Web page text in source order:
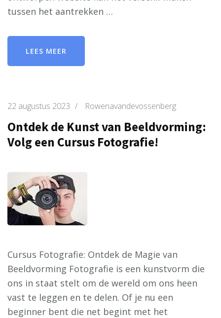
tussen het aantrekken …
LEES MEER
22 augustus 2023 / Rowenavandevossenberg
Ontdek de Kunst van Beeldvorming:
Volg een Cursus Fotografie!
Cursus Fotografie: Ontdek de Magie van
Beeldvorming Fotografie is een kunstvorm die
ons in staat stelt om de wereld om ons heen
vast te leggen en te delen. Of je nu een
beginner bent die net begint met het